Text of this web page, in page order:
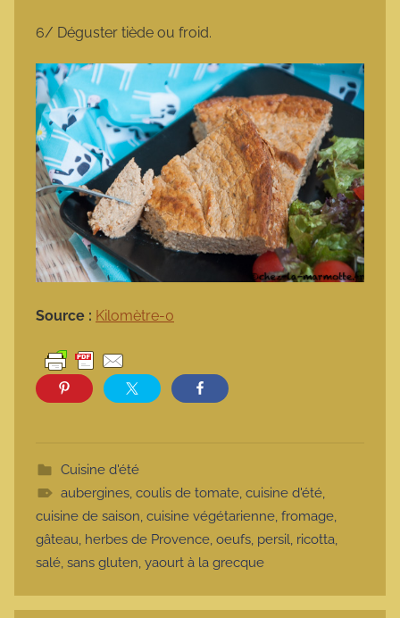
6/ Déguster tiède ou froid.
Source : Kilomètre-0
Cuisine d'été
aubergines, coulis de tomate, cuisine d'été,
cuisine de saison, cuisine végétarienne, fromage,
gâteau, herbes de Provence, oeufs, persil, ricotta,
salé, sans gluten, yaourt à la grecque